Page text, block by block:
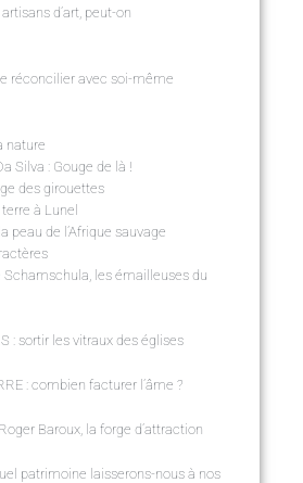
d’art, peut-on
réconcilier avec soi-même
nature
Silva : Gouge de là !
des girouettes
à Lunel
peau de l’Afrique sauvage
Schamschula, les émailleuses du
: sortir les vitraux des églises
: combien facturer l’âme ?
Roger Baroux, la forge d’attraction
patrimoine laisserons-nous à nos